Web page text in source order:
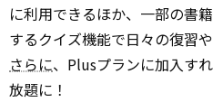
に利用できるほか、一部の書
するクイズ機能で日々の復習
さらに、Plusプランに加入す
放題に！